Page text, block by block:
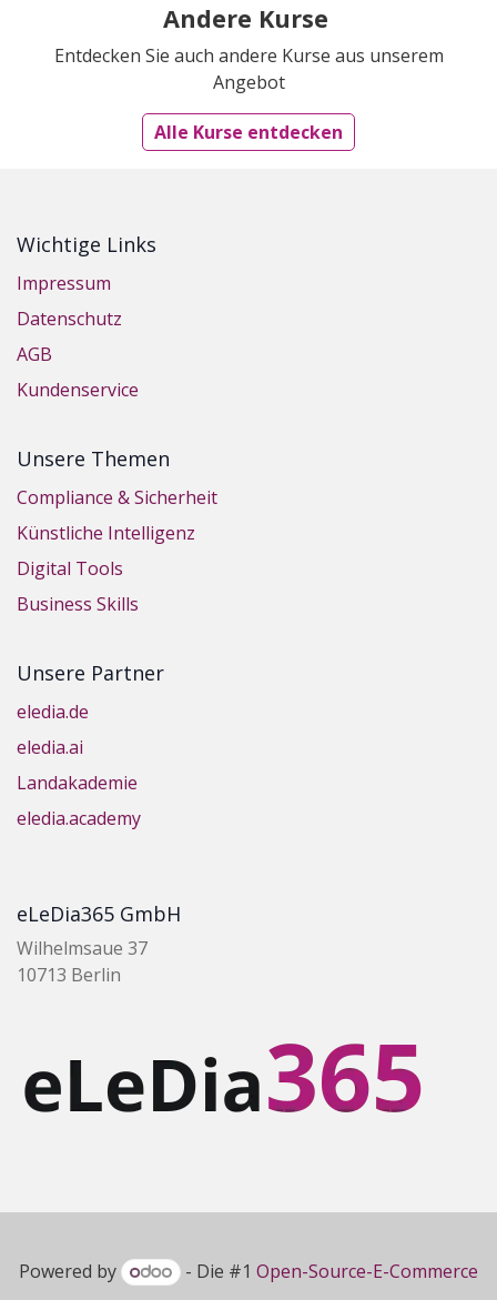
Andere Kurse
Entdecken Sie auch andere Kurse aus unserem
Angebot
Alle Kurse entdecken
Wichtige Links
Impressum
Datenschutz
AGB
Kundenservice
Unsere Themen
Compliance & Sicherheit
Künstliche Intelligenz
Digital Tools
Business Skills
Unsere Partner
eledia.de
eledia.ai
Landakademie
eledia.academy
eLeDia365 GmbH
Wilhelmsaue 37
10713 Berlin
Powered by - Die #1Open-Source-E-Commerce